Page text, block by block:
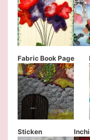
Fabric Book Page
Sticken